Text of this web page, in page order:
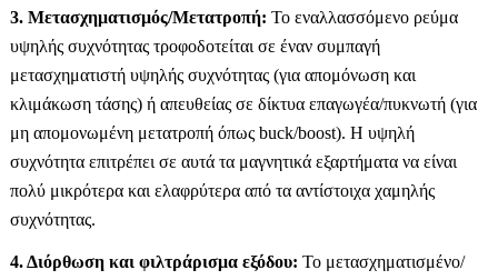
3. Μετασχηματισμός/Μετατροπή: Το εναλλασσόμενο ρεύμα
υψηλής συχνότητας τροφοδοτείται σε έναν συμπαγή
μετασχηματιστή υψηλής συχνότητας (για απομόνωση και
κλιμάκωση τάσης) ή απευθείας σε δίκτυα επαγωγέα/πυκνωτή (για
μη απομονωμένη μετατροπή όπως buck/boost). Η υψηλή
συχνότητα επιτρέπει σε αυτά τα μαγνητικά εξαρτήματα να είναι
πολύ μικρότερα και ελαφρύτερα από τα αντίστοιχα χαμηλής
συχνότητας.
4. Διόρθωση και φιλτράρισμα εξόδου: Το μετασχηματισμένο/